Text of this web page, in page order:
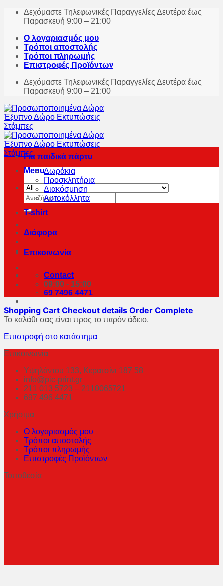
Skip
Δεχόμαστε Τηλεφωνικές Παραγγελίες Δευτέρα έως
Παρασκευή 9:00 – 21:00
Ο λογαριασμός μου
Τρόποι αποστολής
Τρόποι πληρωμής
Επιστροφές Προϊόντων
Δεχόμαστε Τηλεφωνικές Παραγγελίες Δευτέρα έως
Παρασκευή 9:00 – 21:00
Menu
Αναζήτηση
για:
Για παιδικά πάρτυ
Δωράκια
Προσκλητήρια
Διακόσμηση
Αυτοκόλλητα
T-shirt
Διάφορα
Επικοινωνία
Contact
09:00 - 15:00
69 7496 4471
Shopping Cart Checkout details Order Complete
Το καλάθι σας είναι προς το παρόν άδειο.
Επιστροφή στο κατάστημα
Επικοινωνία
Υψηλάντου 133, Κερατσίνι 187 58
info@pic-print.gr
211 013 5723 – 2110065721
697 496 4471
Χρήσιμα
Ο λογαριασμός μου
Τρόποι αποστολής
Τρόποι πληρωμής
Επιστροφές Προϊόντων
Τοποθεσία